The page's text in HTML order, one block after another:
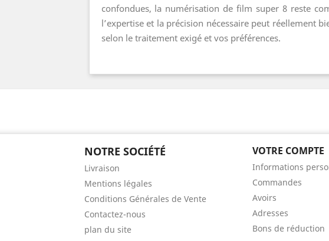
confondues, la numérisation de film super 8 reste
l’expertise et la précision nécessaire peut réellement
selon le traitement exigé et vos préférences.
NOTRE SOCIÉTÉ
Livraison
Mentions légales
Conditions Générales de Vente
Contactez-nous
plan du site
VOTRE COMPTE
Informations
Commandes
Avoirs
Adresses
Bons de réduction